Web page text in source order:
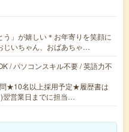
う」が嬉しい＊お年寄りを笑顔に
じいちゃん、おばあちゃ…
/ パソコンスキル不要 / 英語力不
★10名以上採用予定★履歴書は
営業日までに担当…